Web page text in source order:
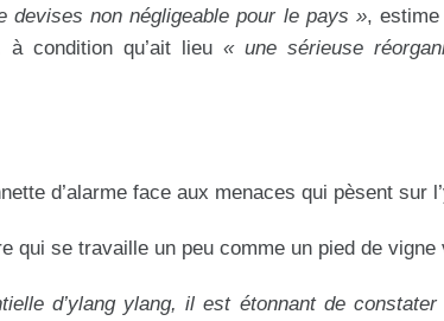
devises non négligeable pour le pays », estime
à condition qu’ait lieu « une sérieuse
d’alarme face aux menaces qui pèsent sur
qui se travaille un peu comme un pied de vigne
d’ylang ylang, il est étonnant de constater